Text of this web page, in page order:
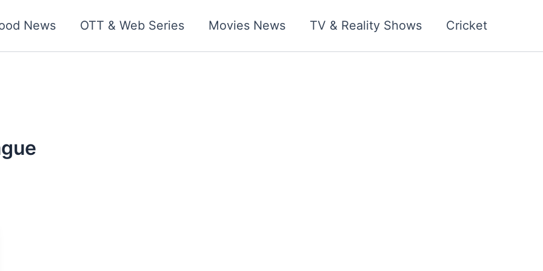
News OTT & Web Series Movies News TV & Reality Shows Cricket